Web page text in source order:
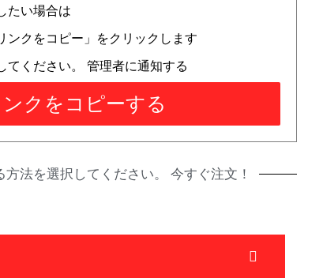
たい場合は
ンクをコピー」をクリックします
てください。 管理者に通知する
ンクをコピーする
法を選択してください。 今すぐ注文！